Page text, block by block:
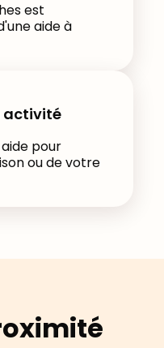
est
aide à
activité
pour
ou de votre